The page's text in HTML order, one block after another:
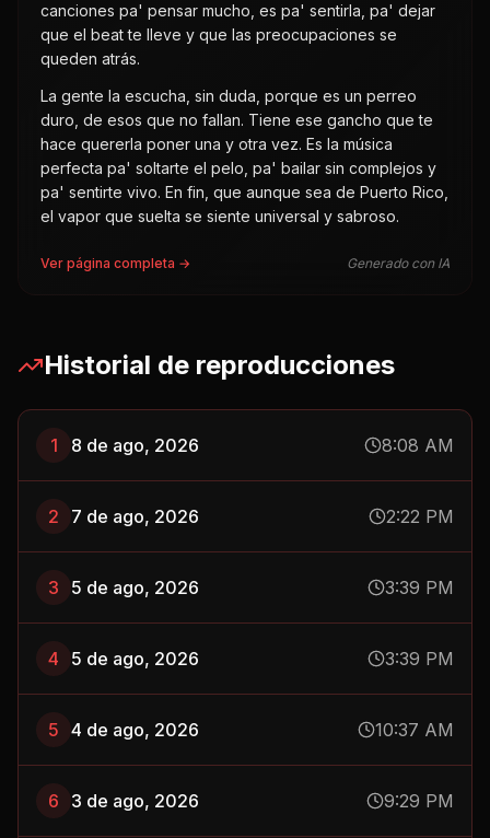
canciones pa' pensar mucho, es pa' sentirla, pa' dejar
que el beat te lleve y que las preocupaciones se
queden atrás.
La gente la escucha, sin duda, porque es un perreo
duro, de esos que no fallan. Tiene ese gancho que te
hace quererla poner una y otra vez. Es la música
perfecta pa' soltarte el pelo, pa' bailar sin complejos y
pa' sentirte vivo. En fin, que aunque sea de Puerto Rico,
el vapor que suelta se siente universal y sabroso.
Ver página completa → Generado con IA
Historial de reproducciones
1 8 de ago, 2026 8:08 AM
2 7 de ago, 2026 2:22 PM
3 5 de ago, 2026 3:39 PM
4 5 de ago, 2026 3:39 PM
5 4 de ago, 2026 10:37 AM
6 3 de ago, 2026 9:29 PM